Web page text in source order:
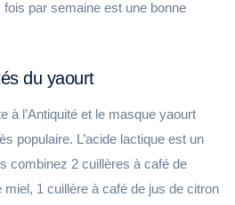
fois par semaine est une bonne
du yaourt
à l’Antiquité et le masque yaourt
populaire. L’acide lactique est un
combinez 2 cuillères à café de
1 cuillère à café de jus de citron